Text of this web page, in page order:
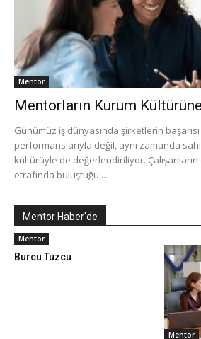
Mentor
Mentorların Kurum Kültürüne
Günümüz iş dünyasında şirketlerin
performanslarıyla değil, aynı zamanda
kültürüyle de değerlendiriliyor.
etrafında buluştuğu,...
Mentor Haber'de
Mentor
Burcu Tuzcu
Mentor